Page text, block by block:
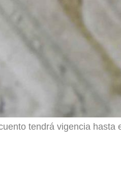
tendrá vigencia hasta